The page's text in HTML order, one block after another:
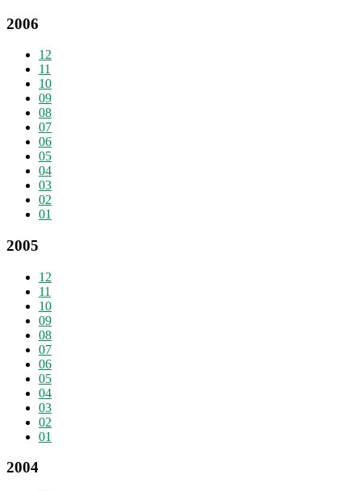
2006
12
11
10
09
08
07
06
05
04
03
02
01
2005
12
11
10
09
08
07
06
05
04
03
02
01
2004